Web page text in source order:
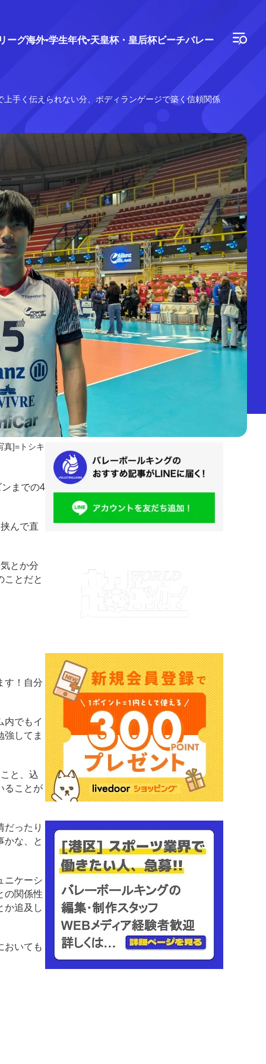
ーグ海外 学生年代 天皇杯・皇后杯ビーチバレー
手く伝えられない分、ボディランゲージで築く信頼関係
真]=トシキ
までの4
んで直
とか分
ことだと
す！自分
内でもイ
強してま
と、込
ることが
ったり
かな、と
ニケーシ
の関係性
か追及し
おいても